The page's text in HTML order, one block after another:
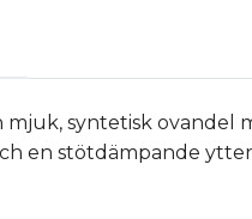
mjuk, syntetisk
en stötdämpande